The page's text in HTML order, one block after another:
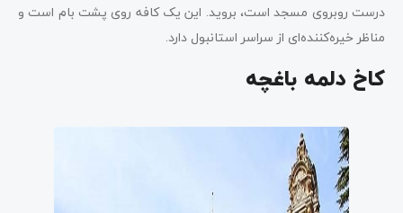
درست روبروی مسجد است، بروید. این یک کافه روی پشت بام است و
مناظر خیره‌کننده‌ای از سراسر استانبول دارد.
کاخ دلمه باغچه